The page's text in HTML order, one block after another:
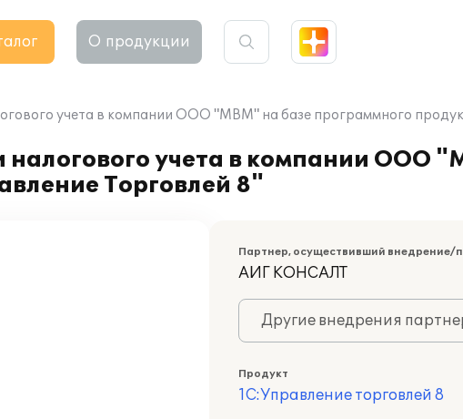
О продукции
учета в компании ООО "МВМ" на базе программного
налогового учета в компании ООО
Торговлей 8"
Партнер, осуществивший внедрение/
АИГ КОНСАЛТ
Другие внедрения
Продукт
1С:Управление торговлей 8